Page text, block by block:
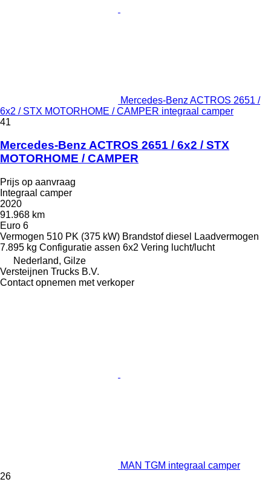
Mercedes-Benz ACTROS 2651 /
6x2 / STX MOTORHOME / CAMPER integraal camper
41
Mercedes-Benz ACTROS 2651 / 6x2 / STX
MOTORHOME / CAMPER
Prijs op aanvraag
Integraal camper
2020
91.968 km
Euro 6
Vermogen 510 PK (375 kW) Brandstof diesel
Laadvermogen
7.895 kg Configuratie assen 6x2 Vering lucht/lucht
Nederland, Gilze
Versteijnen Trucks B.V.
Contact opnemen met verkoper
MAN TGM integraal camper
26